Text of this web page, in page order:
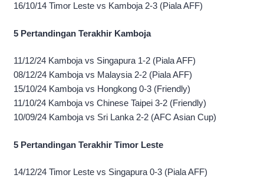
16/10/14 Timor Leste vs Kamboja 2-3 (Piala AFF)
5 Pertandingan Terakhir Kamboja
11/12/24 Kamboja vs Singapura 1-2 (Piala AFF)
08/12/24 Kamboja vs Malaysia 2-2 (Piala AFF)
15/10/24 Kamboja vs Hongkong 0-3 (Friendly)
11/10/24 Kamboja vs Chinese Taipei 3-2 (Friendly)
10/09/24 Kamboja vs Sri Lanka 2-2 (AFC Asian Cup)
5 Pertandingan Terakhir Timor Leste
14/12/24 Timor Leste vs Singapura 0-3 (Piala AFF)